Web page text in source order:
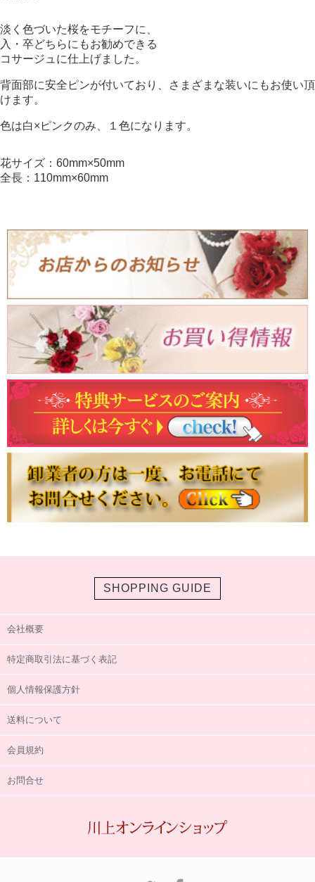
淡く色づいた桜をモチーフに、
入・卒どちらにもお勧めできる
コサージュに仕上げました。
背面部に安全ピンが付いており、さまざまな装いにもお使い頂
けます。
色は白×ピンクのみ、１色になります。
花サイズ：60mm×50mm
全長：110mm×60mm
SHOPPING GUIDE
会社概要
特定商取引法に基づく表記
個人情報保護方針
送料について
会員規約
お問合せ